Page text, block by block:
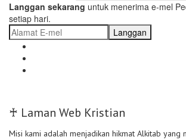
Langgan sekarang untuk menerima e-mel
setiap hari.
Langgan
♰ Laman Web Kristian
Misi kami adalah menjadikan hikmat Alkitab yang